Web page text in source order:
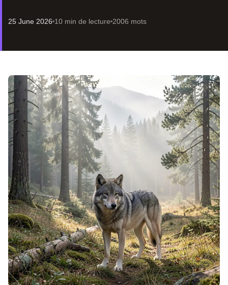
25 June 2026 10 min de lecture 2006 mots